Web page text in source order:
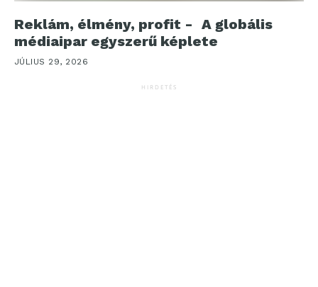
Reklám, élmény, profit - A globális
médiaipar egyszerű képlete
JÚLIUS 29, 2026
HIRDETÉS